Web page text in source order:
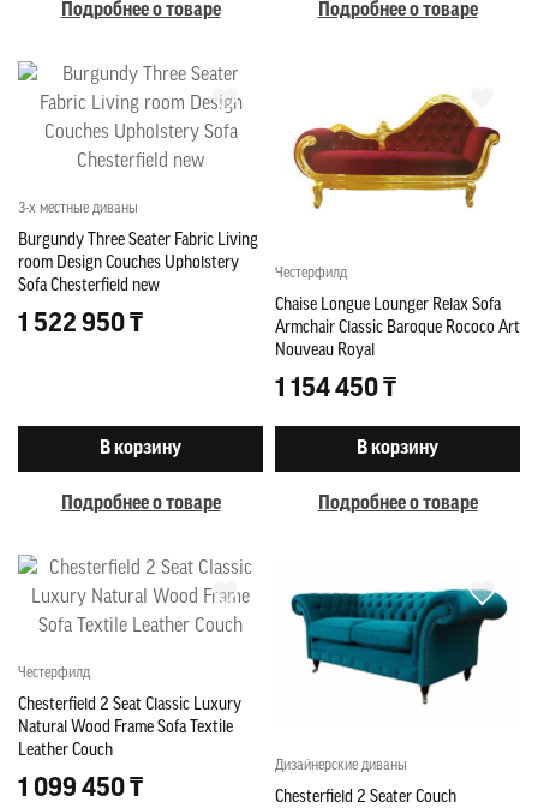
Подробнее о товаре Подробнее о товаре
3-х местные диваны
Burgundy Three Seater Fabric Living
room Design Couches Upholstery
Sofa Chesterfield new
1 522 950 ₸
В корзину
Подробнее о товаре
Честерфилд
Chaise Longue Lounger Relax Sofa
Armchair Classic Baroque Rococo Art
Nouveau Royal
1 154 450 ₸
В корзину
Подробнее о товаре
Честерфилд
Chesterfield 2 Seat Classic Luxury
Natural Wood Frame Sofa Textile
Leather Couch
1 099 450 ₸
Дизайнерские диваны
Chesterfield 2 Seater Couch